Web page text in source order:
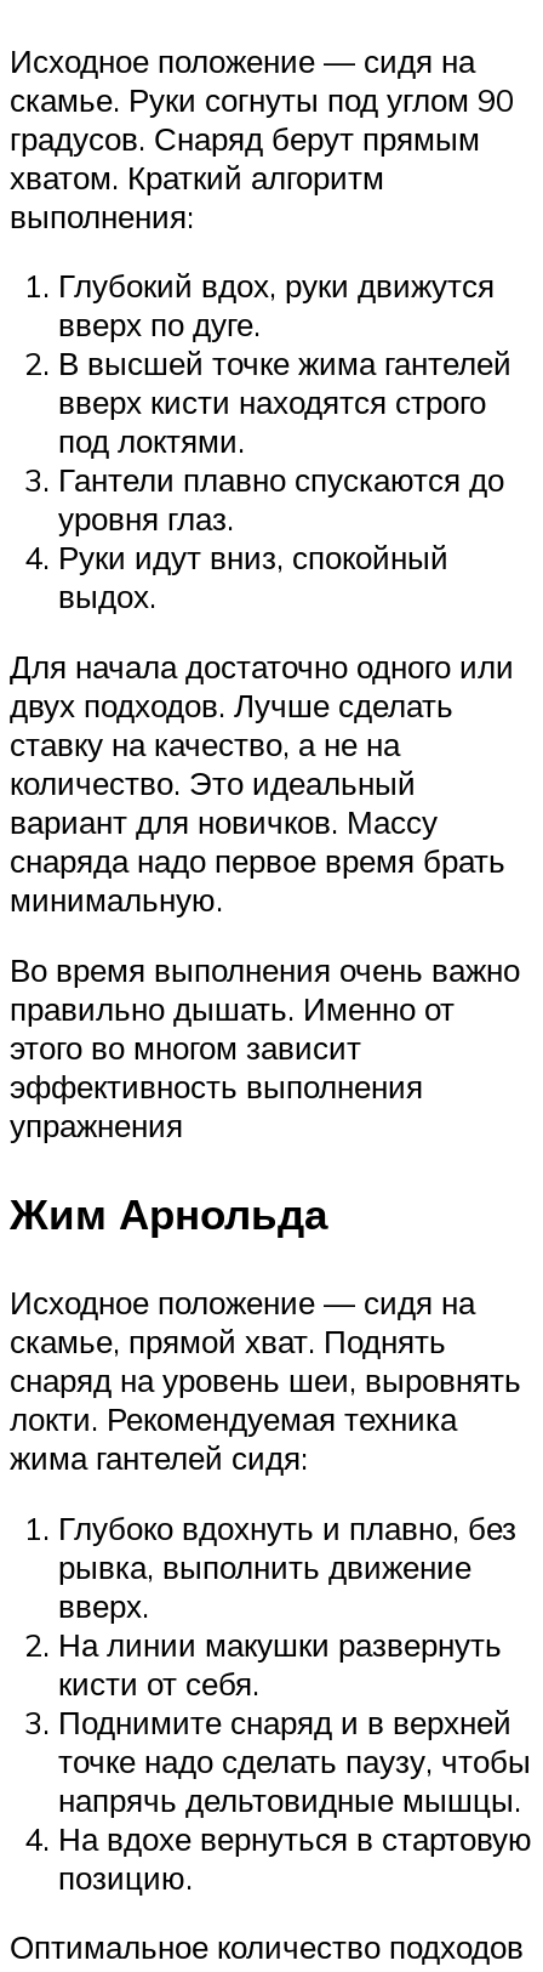
Исходное положение — сидя на
скамье. Руки согнуты под углом 90
градусов. Снаряд берут прямым
хватом. Краткий алгоритм
выполнения:
Глубокий вдох, руки движутся
вверх по дуге.
В высшей точке жима гантелей
вверх кисти находятся строго
под локтями.
Гантели плавно спускаются до
уровня глаз.
Руки идут вниз, спокойный
выдох.
Для начала достаточно одного или
двух подходов. Лучше сделать
ставку на качество, а не на
количество. Это идеальный
вариант для новичков. Массу
снаряда надо первое время брать
минимальную.
Во время выполнения очень важно
правильно дышать. Именно от
этого во многом зависит
эффективность выполнения
упражнения
Жим Арнольда
Исходное положение — сидя на
скамье, прямой хват. Поднять
снаряд на уровень шеи, выровнять
локти. Рекомендуемая техника
жима гантелей сидя:
Глубоко вдохнуть и плавно, без
рывка, выполнить движение
вверх.
На линии макушки развернуть
кисти от себя.
Поднимите снаряд и в верхней
точке надо сделать паузу, чтобы
напрячь дельтовидные мышцы.
На вдохе вернуться в стартовую
позицию.
Оптимальное количество подходов